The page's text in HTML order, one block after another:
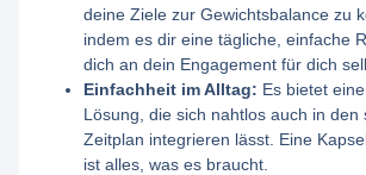
deine Ziele zur Gewichtsbalance zu
indem es dir eine tägliche, einfache
dich an dein Engagement für dich
Einfachheit im Alltag: Es bietet
Lösung, die sich nahtlos auch in den
Zeitplan integrieren lässt. Eine
ist alles, was es braucht.